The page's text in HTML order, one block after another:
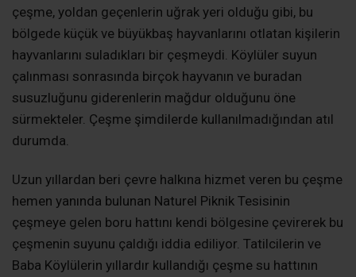
çeşme, yoldan geçenlerin uğrak yeri olduğu gibi, bu
bölgede küçük ve büyükbaş hayvanlarını otlatan kişilerin
hayvanlarını suladıkları bir çeşmeydi. Köylüler suyun
çalınması sonrasında birçok hayvanın ve buradan
susuzluğunu giderenlerin mağdur olduğunu öne
sürmekteler. Çeşme şimdilerde kullanılmadığından atıl
durumda.
Uzun yıllardan beri çevre halkına hizmet veren bu çeşme
hemen yanında bulunan Naturel Piknik Tesisinin
çeşmeye gelen boru hattını kendi bölgesine çevirerek bu
çeşmenin suyunu çaldığı iddia ediliyor. Tatilcilerin ve
Baba Köylülerin yıllardır kullandığı çeşme su hattının